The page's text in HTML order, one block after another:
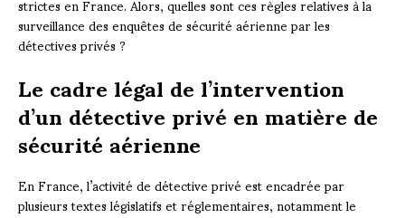
surveillance des enquêtes de sécurité aérienne par les
détectives privés ?
Le cadre légal de l’intervention
d’un détective privé en matière de
sécurité aérienne
En France, l’activité de détective privé est encadrée par
plusieurs textes législatifs et réglementaires, notamment le